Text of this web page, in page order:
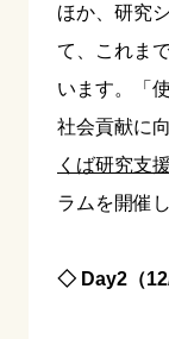
ほか、研究
て、これま
います。「
社会貢献に
くば研究支
ラムを開催
◇ Day2（12/